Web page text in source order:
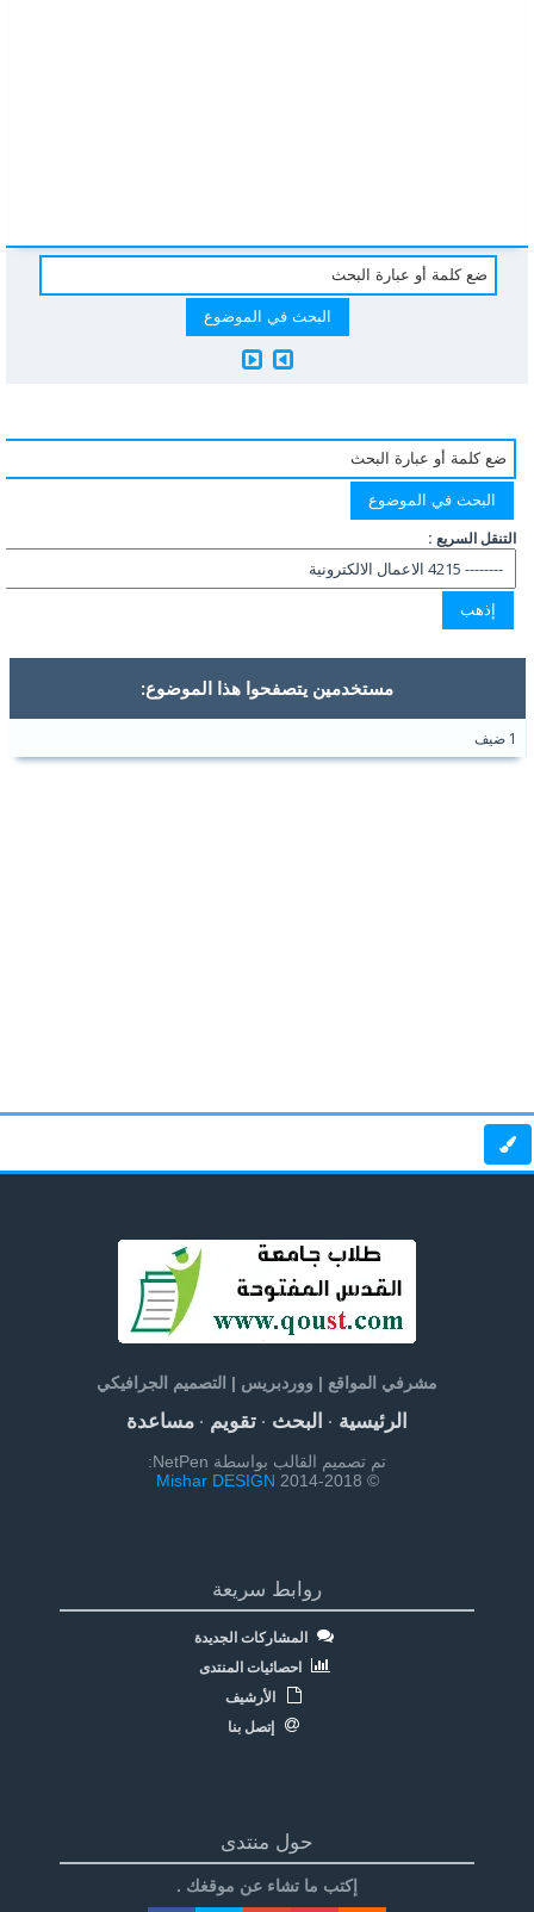
التنقل السريع :
مستخدمين يتصفحوا هذا الموضوع:
مشرفي المواقع | ووردبريس | التصميم الجرافيكي
الرئيسية· البحث· تقويم· مساعدة
تم تصميم القالب بواسطة NetPen:
© 2014-2018
Mishar DESIGN
روابط سريعة
المشاركات الجديدة
احصائيات المنتدى
الأرشيف
إتصل بنا
حول منتدى
إكتب ما تشاء عن موقغك .